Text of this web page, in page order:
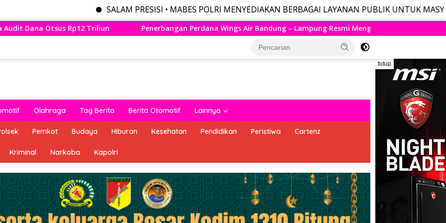
SALAM PRESISI • MABES POLRI MENYEDIAKAN BERBAGAI LAYANAN PUBLIK UNTUK MASYARAKAT,
Penerbangan Perdana Wings Air Bandung – Lampung Resmi Mengudara, Husein Kembali Layani Rute Berjadwal
tutup
Olahraga Tag Berita Berita Otomotif Lainnya
Pemkot Budaya Hiburan Kesehatan Pendidikan Peristiwa Cartenz
Kriminal Narkoba Kapolri